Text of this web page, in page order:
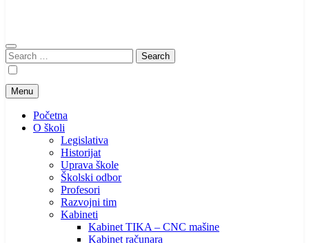
Search
for:
Menu
Početna
O školi
Legislativa
Historijat
Uprava škole
Školski odbor
Profesori
Razvojni tim
Kabineti
Kabinet TIKA – CNC mašine
Kabinet računara